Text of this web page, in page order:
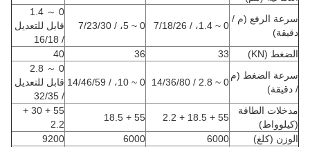
سرعة الرفع (م /
دقيقة)
0 ~ 1.4، / 7/18/26 0 ~ 5، / 7/23/30
0 ～ 1.4
قابل للتعديل
/ 16/18
الضغط (KN)
33
36
40
سرعة الضغط (م
/ دقيقة)
0 ~ 2.8 / 14/36/80 0 ~ 10، / 14/46/59
0 ～ 2.8
قابل للتعديل
/ 32/35
مدخلات الطاقة
(كيلوواط)
55 + 18.5 + 2.2
55 + 18.5
55 + 30 +
2.2
الوزن (كلغ)
6000
6000
9200